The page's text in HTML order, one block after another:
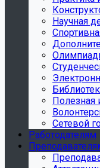
Научная
Полезная
Сетевой
Работодателям